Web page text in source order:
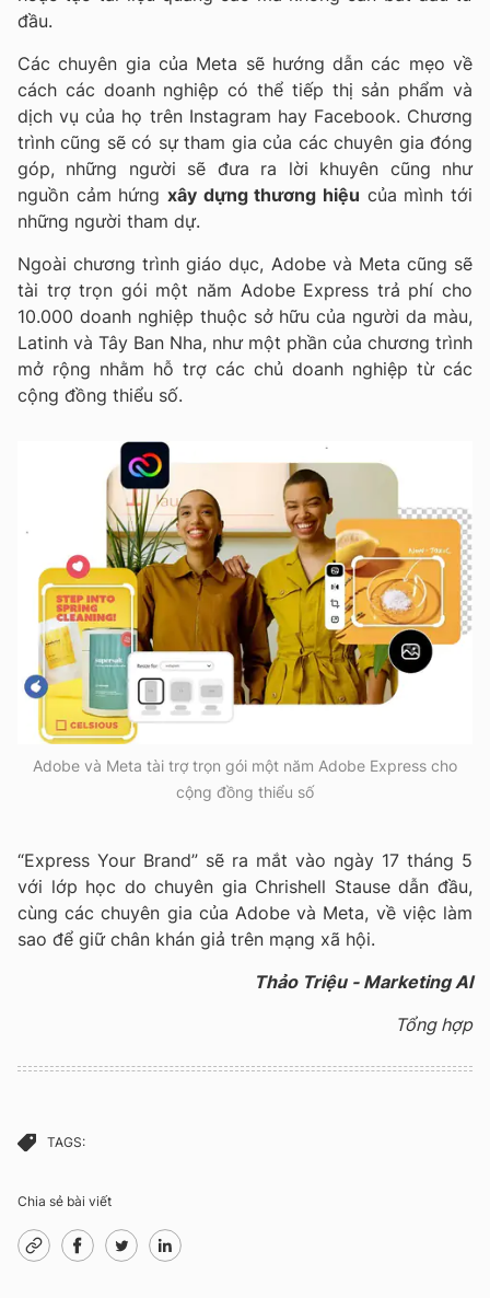
đầu.
Các chuyên gia của Meta sẽ hướng dẫn các mẹo về
cách các doanh nghiệp có thể tiếp thị sản phẩm và
dịch vụ của họ trên Instagram hay Facebook. Chương
trình cũng sẽ có sự tham gia của các chuyên gia đóng
góp, những người sẽ đưa ra lời khuyên cũng như
nguồn cảm hứng xây dựng thương hiệu của mình tới
những người tham dự.
Ngoàichương trình giáo dục, Adobe và Meta cũng sẽ
tài trợ trọn gói một năm Adobe Express trả phí cho
10.000 doanh nghiệp thuộc sở hữu của người da màu,
Latinh và Tây Ban Nha, như một phần của chương trình
mở rộng nhằm hỗ trợ các chủ doanh nghiệp từ các
cộng đồng thiểu số.
Adobe và Meta tài trợ trọn gói một năm Adobe Express cho
cộng đồng thiểu số
“Express Your Brand” sẽ ra mắt vào ngày 17 tháng 5
với lớp học do chuyên gia Chrishell Stause dẫn đầu,
cùng các chuyên gia của Adobe và Meta, về việc làm
sao để giữ chân khán giả trên mạng xã hội.
Thảo Triệu - Marketing AI
Tổng hợp
TAGS:
Chia sẻ bài viết